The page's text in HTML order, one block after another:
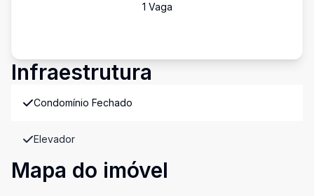
1 Vaga
Infraestrutura
Condomínio Fechado
Elevador
Mapa do imóvel